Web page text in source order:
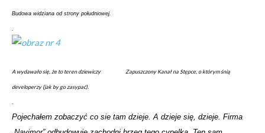
Budowa widziana od strony południowej.
.
A wydawało się, że to teren dziewiczy Zapuszczony Kanał na Stępce, o którym śnią
developerzy (jak by go zasypać).
Pojechałem zobaczyć co sie tam dzieje. A dzieje się, dzieje. Firma